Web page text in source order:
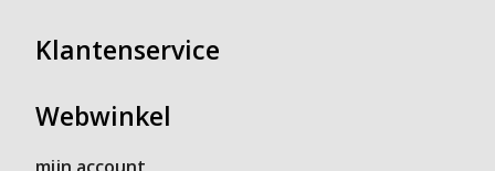
Klantenservice
Webwinkel